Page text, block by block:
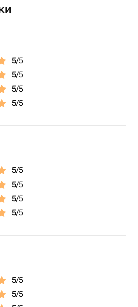
не спешите оставлять
нам, мы сможем решить
5/5
5/5
5/5
5/5
5/5
5/5
5/5
5/5
5/5
5/5